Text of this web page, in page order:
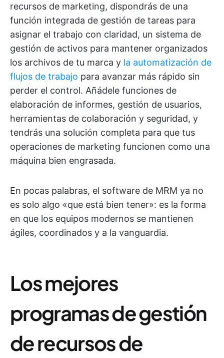
recursos de marketing, dispondrás de una
función integrada de gestión de tareas para
asignar el trabajo con claridad, un sistema de
gestión de activos para mantener organizados
los archivos de tu marca y la automatización de
flujos de trabajo para avanzar más rápido sin
perder el control. Añádele funciones de
elaboración de informes, gestión de usuarios,
herramientas de colaboración y seguridad, y
tendrás una solución completa para que tus
operaciones de marketing funcionen como una
máquina bien engrasada.
En pocas palabras, el software de MRM ya no
es solo algo «que está bien tener»: es la forma
en que los equipos modernos se mantienen
ágiles, coordinados y a la vanguardia.
Los mejores
programas de gestión
de recursos de